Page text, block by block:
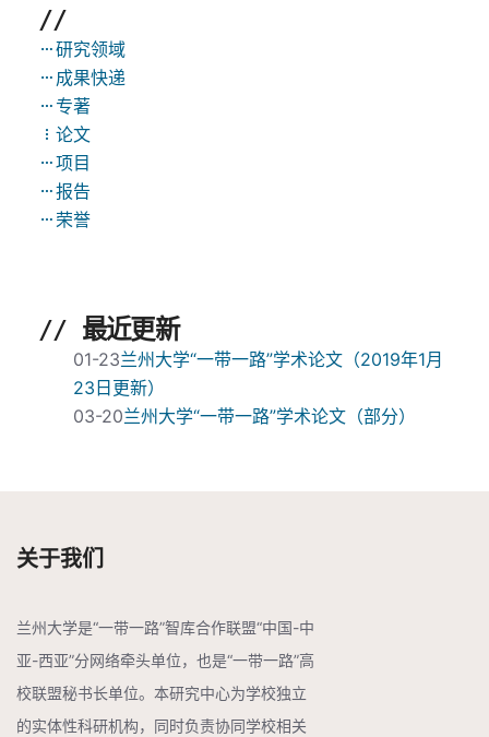
//
研究领域
成果快递
专著
论文
项目
报告
荣誉
// 最近更新
01-23兰州大学“一带一路”学术论文（2019年1月
23日更新）
03-20兰州大学“一带一路”学术论文（部分）
关于我们
兰州大学是“一带一路”智库合作联盟“中国-中
亚-西亚”分网络牵头单位，也是“一带一路”高
校联盟秘书长单位。本研究中心为学校独立
的实体性科研机构，同时负责协同学校相关